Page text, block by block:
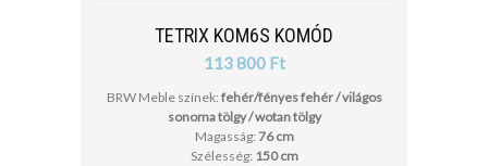
TETRIX KOM6S KOMÓD
113 800 Ft
BRW Meble színek: fehér/fényes fehér / világos
sonoma tölgy / wotan tölgy
Magasság: 76 cm
Szélesség: 150 cm